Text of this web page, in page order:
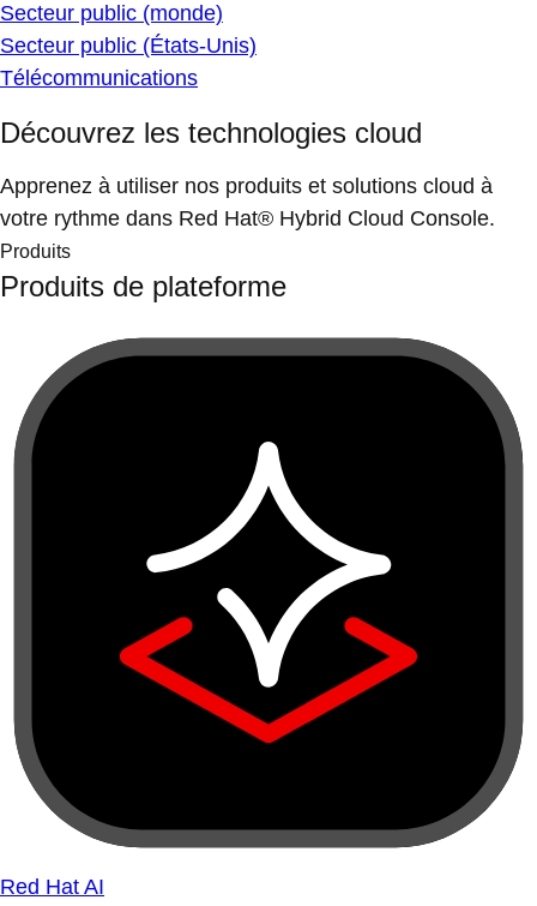
Secteur public (monde)
Secteur public (États-Unis)
Télécommunications
Découvrez les technologies cloud
Apprenez à utiliser nos produits et solutions cloud à
votre rythme dans Red Hat® Hybrid Cloud Console.
Produits
Produits de plateforme
Red Hat AI